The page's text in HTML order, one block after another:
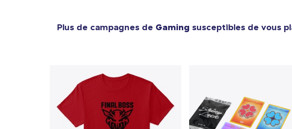
Plus de campagnes de Gaming susceptibles de vous